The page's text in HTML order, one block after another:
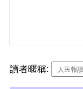
讀者暱稱: